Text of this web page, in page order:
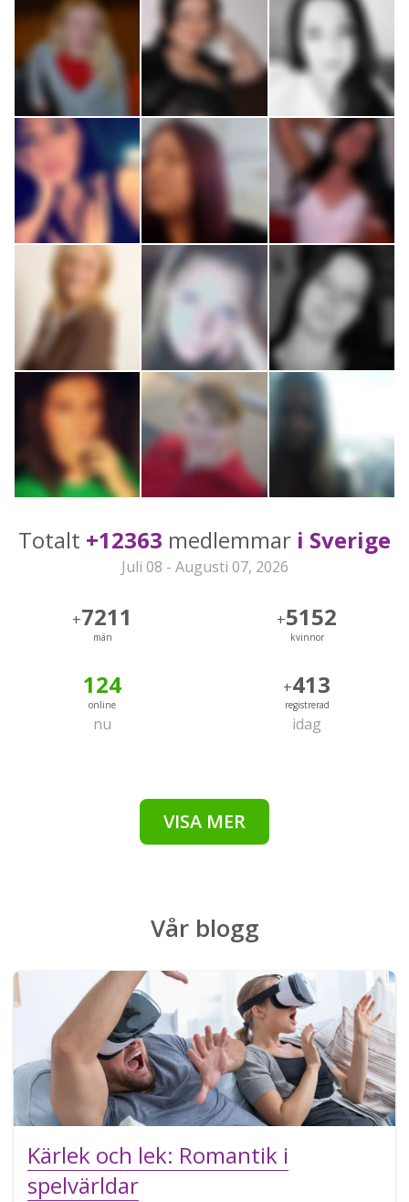
Totalt +12363 medlemmar i Sverige
Juli 08 - Augusti 07, 2026
+7211
män
+5152
kvinnor
124
online
nu
+413
registrerad
idag
VISA MER
Vår blogg
Kärlek och lek: Romantik i
spelvärldar